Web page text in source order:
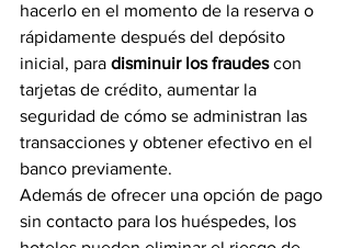
hacerlo en el momento de la reserva o
rápidamente después del depósito
inicial, para disminuir los fraudes con
tarjetas de crédito, aumentar la
seguridad de cómo se administran las
transacciones y obtener efectivo en el
banco previamente.
Además de ofrecer una opción de pago
sin contacto para los huéspedes, los